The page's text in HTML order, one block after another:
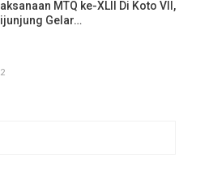
MTQ ke-XLII Di Koto VII,
Gelar…